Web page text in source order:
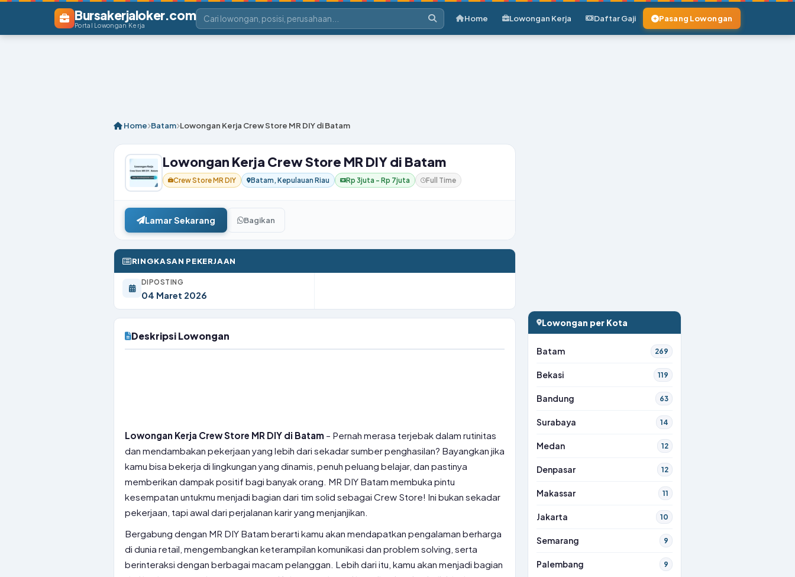
Bursakerjaloker.com
Portal Lowongan Kerja
Home Lowongan Kerja Daftar Gaji Pasang Lowongan
Home Batam Lowongan Kerja Crew Store MR DIY di Batam
Lowongan Kerja Crew Store MR DIY di Batam
Crew Store MR DIY Batam, Kepulauan Riau Rp 3juta – Rp 7juta Full Time
Lamar Sekarang Bagikan
RINGKASAN PEKERJAAN
DIPOSTING
04 Maret 2026
Deskripsi Lowongan
Lowongan Kerja Crew Store MR DIY di Batam – Pernah merasa terjebak dalam rutinitas
dan mendambakan pekerjaan yang lebih dari sekadar sumber penghasilan? Bayangkan jika
kamu bisa bekerja di lingkungan yang dinamis, penuh peluang belajar, dan pastinya
memberikan dampak positif bagi banyak orang. MR DIY Batam membuka pintu
kesempatan untukmu menjadi bagian dari tim solid sebagai Crew Store! Ini bukan sekadar
pekerjaan, tapi awal dari perjalanan karir yang menjanjikan.
Bergabung dengan MR DIY Batam berarti kamu akan mendapatkan pengalaman berharga
di dunia retail, mengembangkan keterampilan komunikasi dan problem solving, serta
berinteraksi dengan berbagai macam pelanggan. Lebih dari itu, kamu akan menjadi bagian
Lowongan per Kota
Batam 269
Bekasi 119
Bandung 63
Surabaya 14
Medan 12
Denpasar 12
Makassar 11
Jakarta 10
Semarang 9
Palembang 9